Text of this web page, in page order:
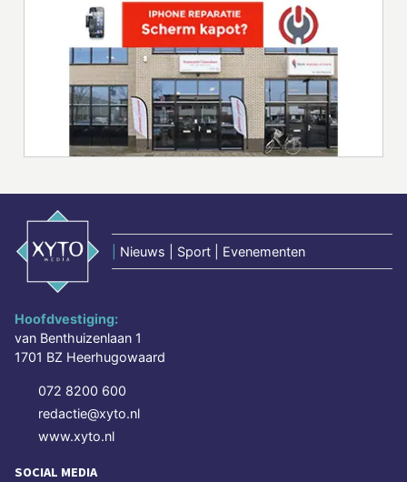
Nieuws | Sport | Evenementen
Hoofdvestiging:
van Benthuizenlaan 1
1701 BZ Heerhugowaard
072 8200 600
redactie@xyto.nl
www.xyto.nl
SOCIAL MEDIA